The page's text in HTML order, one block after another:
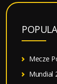
k
Mecze
Mundial